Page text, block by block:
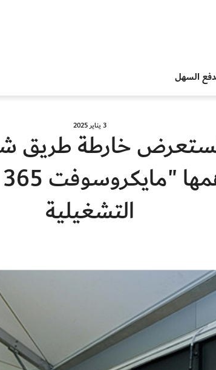
السهل
3 يناير 2025
تستعرض خارطة طريق
التشغيلية